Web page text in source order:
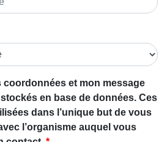
coordonnées et mon message
en base de données. Ces
dans l’unique but de vous
l’organisme auquel vous